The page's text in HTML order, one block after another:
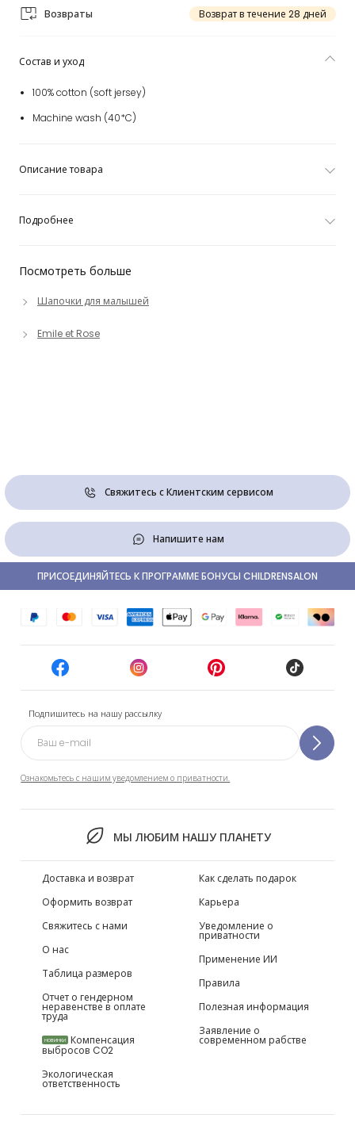
Возвраты Возврат в течение 28 дней
Посмотреть больше
Шапочки для малышей
Emile et Rose
Состав и уход
100% cotton (soft jersey)
Machine wash (40*C)
Описание товара
Подробнее
Свяжитесь с Клиентским сервисом
Напишите нам
Подпишитесь на нашу рассылку
Ознакомьтесь с нашим уведомлением о приватности.
МЫ ЛЮБИМ НАШУ ПЛАНЕТУ
ПРИСОЕДИНЯЙТЕСЬ К ПРОГРАММЕ БОНУСЫ CHILDRENSALON
Доставка и возврат
Оформить возврат
Свяжитесь с нами
О нас
Таблица размеров
Отчет о гендерном
неравенстве в оплате
труда
НОВИНКИ Компенсация
выбросов CO2
Экологическая
ответственность
Как сделать подарок
Карьера
Уведомление о
приватности
Применение ИИ
Правила
Полезная информация
Заявление о
современном рабстве